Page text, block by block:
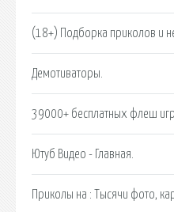
(18+) Подборка приколов и
Демотиваторы.
39000+ бесплатных флеш
Ютуб Видео - Главная.
Приколы на : Тысячи фото,